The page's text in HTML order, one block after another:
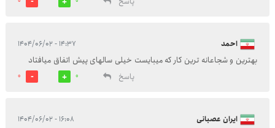
احمد ۱۴:۳۷ - ۱۴۰۴/۰۶/۰۲
بهترین و شجاعانه ترین کار که میبایست خیلی سالهای پیش اتفاق میافتاد
پاسخ
0
0
ایران عصبانی ۱۶:۰۸ - ۱۴۰۴/۰۶/۰۲